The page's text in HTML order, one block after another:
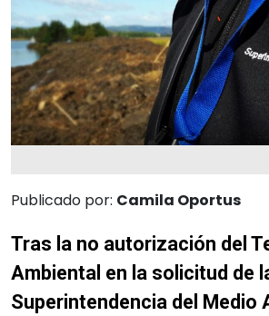
Publicado por: Camila Oportus
Tras la no autorización del
Ambiental en la solicitud de
Superintendencia del Medio